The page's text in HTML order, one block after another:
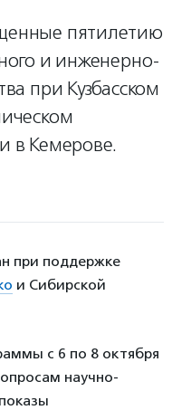
пятилетию
и инженерно-
при Кузбасском
в Кемерове.
при поддержке
и Сибирской
с 6 по 8 октября
научно-